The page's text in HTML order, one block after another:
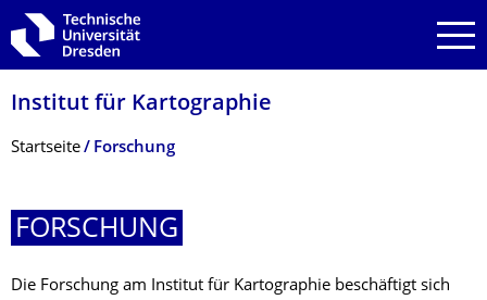
Zur Hauptnavigation springen
Zur Suche springen
Zum Inhalt springen
Institut für Kartographie
Breadcrumb-Menü
Startseite Forschung
FORSCHUNG
Die Forschung am Institut für Kartographie beschäftigt sich